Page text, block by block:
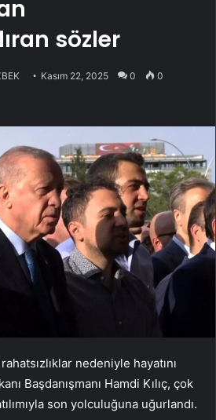
sözler
Kasım 22, 2025 0 0
nedeniyle hayatını
Başdanışmanı Hamdi Kılıç, çok
son yolculuğuna uğurlandı.